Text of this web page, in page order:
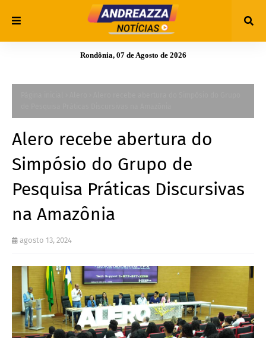
Rondônia, 07 de Agosto de 2026
Alero recebe abertura do
Simpósio do Grupo de
Pesquisa Práticas Discursivas
na Amazônia
agosto 13, 2024